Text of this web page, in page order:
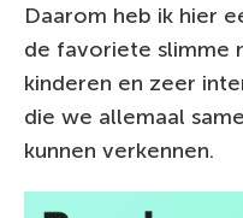
Daarom heb ik hier
de favoriete slimme
kinderen en zeer
die we allemaal
kunnen verkennen.